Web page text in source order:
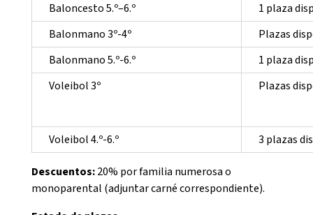
Baloncesto 5.º–6.º
1 plaza
Balonmano 3º-4º
Plazas
Balonmano 5.º-6.º
1 plaza
Voleibol 3º
Plazas
Voleibol 4.º-6.º 3 plazas
Descuentos:20% por familia numerosa o
monoparental (adjuntar carné correspondiente).